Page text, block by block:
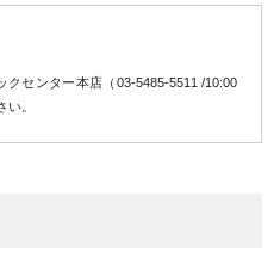
クセンター本店（03-5485-5511 /10:00
い。